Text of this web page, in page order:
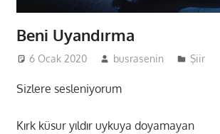
Beni Uyandırma
6 Ocak 2020 busrasenin Şiir
Sizlere sesleniyorum
Kırk küsur yıldır uykuya doyamayan